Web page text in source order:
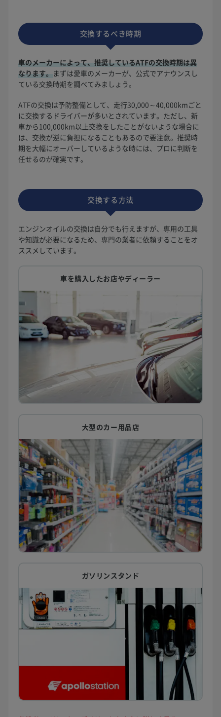
交換するべき時期
車のメーカーによって、推奨しているATFの交換時期は異
なります。 まずは愛車のメーカーが、公式でアナウンスし
ている交換時期を調べてみましょう。
ATFの交換は予防整備として、走行30,000～40,000kmごと
に交換するドライバーが多いとされています。ただし、新
車から100,000km以上交換をしたことがないような場合に
は、交換が逆に負担になることもあるので要注意。推奨時
期を大幅にオーバーしているような時には、プロに判断を
任せるのが確実です。
交換する方法
エンジンオイルの交換は自分でも行えますが、専用の工具
や知識が必要になるため、専門の業者に依頼することをオ
ススメしています。
車を購入したお店やディーラー
大型のカー用品店
ガソリンスタンド